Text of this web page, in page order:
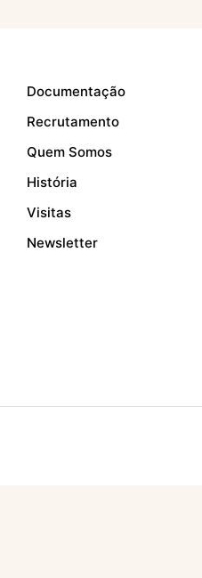
Documentação
Recrutamento
Quem Somos
História
Visitas
Newsletter